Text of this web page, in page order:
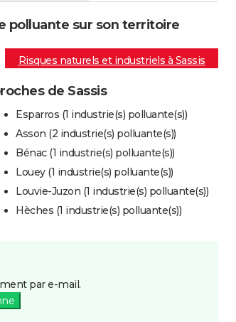
polluante sur son territoire
Risques naturels et industriels à Sassis
de Sassis
Esparros (1 industrie(s) polluante(s))
Asson (2 industrie(s) polluante(s))
Bénac (1 industrie(s) polluante(s))
Louey (1 industrie(s) polluante(s))
Louvie-Juzon (1 industrie(s) polluante(s))
Hèches (1 industrie(s) polluante(s))
par e-mail.